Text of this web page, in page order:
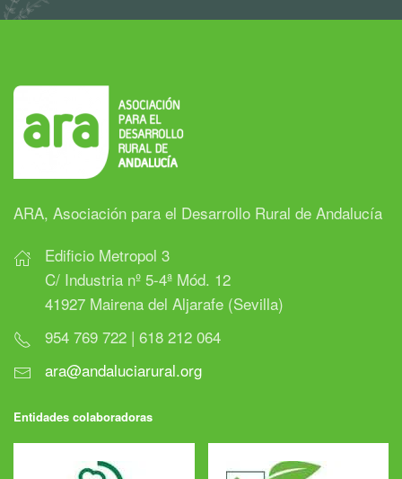
ARA, Asociación para el Desarrollo Rural de Andalucía
Edificio Metropol 3
C/ Industria nº 5-4ª Mód. 12
41927 Mairena del Aljarafe (Sevilla)
954 769 722 | 618 212 064
ara@andaluciarural.org
Entidades colaboradoras